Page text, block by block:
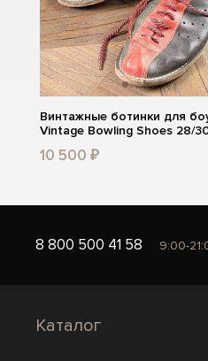
Винтажные ботинки для
Vintage Bowling Shoes 28/
10 500 ₽
8 800 500 41 58 9:00-
Каталог